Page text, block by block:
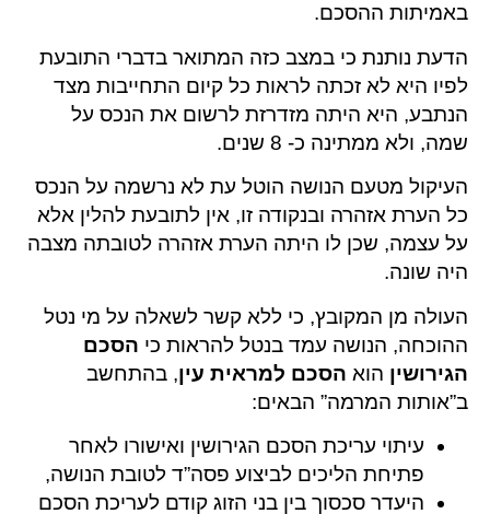
באמיתות ההסכם.
הדעת נותנת כי במצב כזה המתואר בדברי התובעת
לפיו היא לא זכתה לראות כל קיום התחייבות מצד
הנתבע, היא היתה מזדרזת לרשום את הנכס על
שמה, ולא ממתינה כ- 8 שנים.
העיקול מטעם הנושה הוטל עת לא נרשמה על הנכס
כל הערת אזהרה ובנקודה זו, אין לתובעת להלין אלא
על עצמה, שכן לו היתה הערת אזהרה לטובתה מצבה
היה שונה.
העולה מן המקובץ, כי ללא קשר לשאלה על מי נטל
ההוכחה, הנושה עמד בנטל להראות כי הסכם
הגירושין הוא הסכם למראית עין, בהתחשב
ב”אותות המרמה” הבאים:
עיתוי עריכת הסכם הגירושין ואישורו לאחר
פתיחת הליכים לביצוע פסה”ד לטובת הנושה,
היעדר סכסוך בין בני הזוג קודם לעריכת הסכם